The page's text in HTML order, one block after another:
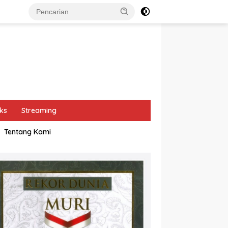
Streaming
Tentang Kami